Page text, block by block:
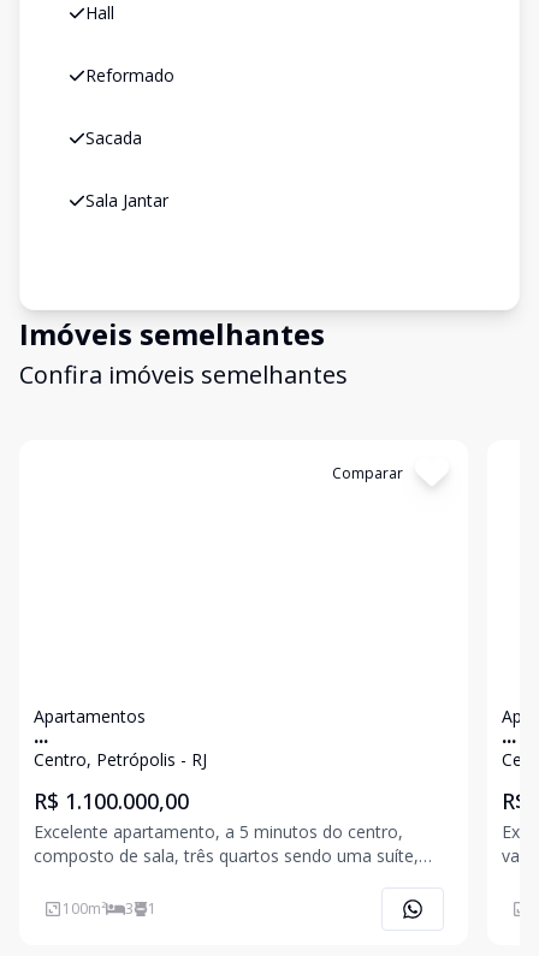
Hall
Reformado
Sacada
Sala Jantar
Imóveis semelhantes
Confira imóveis semelhantes
Comparar
Apartamentos
...
Centro, Petrópolis - RJ
R$ 1.100.000,00
Excelente apartamento, a 5 minutos do centro,
composto de sala, três quartos sendo uma suíte,
serviço, vaga de garagem. Condominío com ótima
infraestrutura, possuindo piscina adulto/infantil,
100m² 3 1
...
R$